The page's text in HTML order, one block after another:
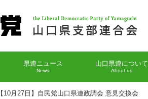
県連ニュース
News
山口県連について
About us
【10月27日】自民党山口県連政調会 意見交換会